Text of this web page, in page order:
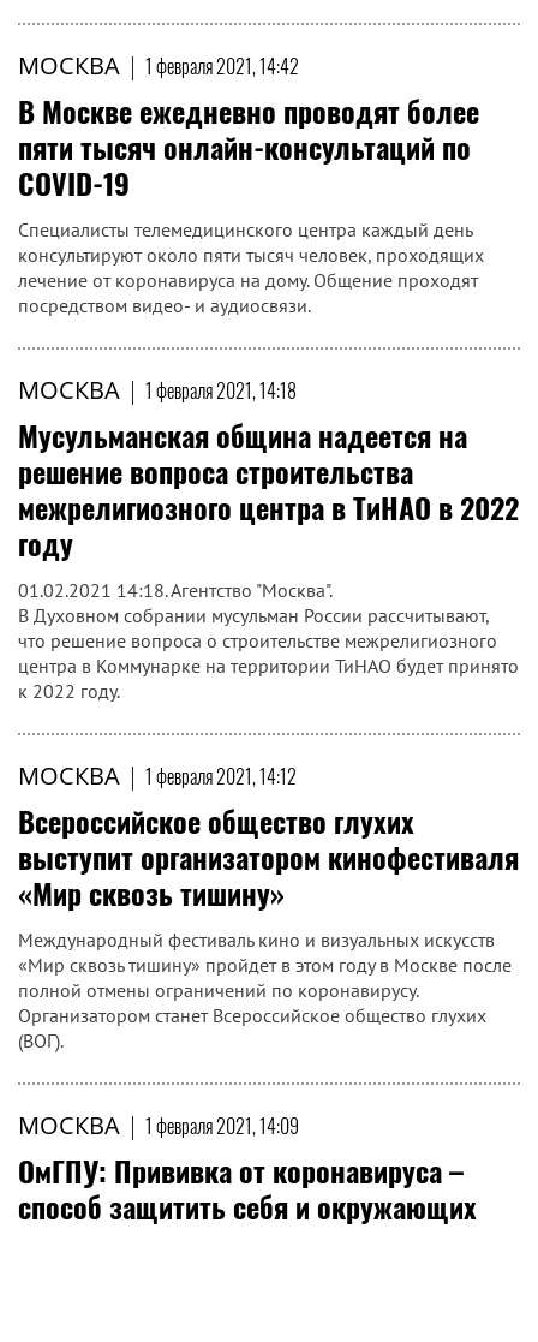
МОСКВА | 1 февраля 2021, 14:42
В Москве ежедневно проводят более
пяти тысяч онлайн-консультаций по
COVID-19
Специалисты телемедицинского центра каждый день
консультируют около пяти тысяч человек, проходящих
лечение от коронавируса на дому. Общение проходят
посредством видео- и аудиосвязи.
МОСКВА | 1 февраля 2021, 14:18
Мусульманская община надеется на
решение вопроса строительства
межрелигиозного центра в ТиНАО в 2022
году
01.02.2021 14:18. Агентство "Москва".
В Духовном собрании мусульман России рассчитывают,
что решение вопроса о строительстве межрелигиозного
центра в Коммунарке на территории ТиНАО будет принято
к 2022 году.
МОСКВА | 1 февраля 2021, 14:12
Всероссийское общество глухих
выступит организатором кинофестиваля
«Мир сквозь тишину»
Международный фестиваль кино и визуальных искусств
«Мир сквозь тишину» пройдет в этом году в Москве после
полной отмены ограничений по коронавирусу.
Организатором станет Всероссийское общество глухих
(ВОГ).
МОСКВА | 1 февраля 2021, 14:09
ОмГПУ: Прививка от коронавируса –
способ защитить себя и окружающих